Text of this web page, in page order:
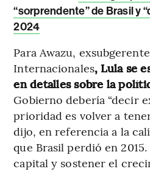
“sorprendente” de Brasil y
2024
Para Awazu,
Internacionales, Lula se
en detalles sobre la
Gobierno debería “decir
prioridad es volver a
dijo, en referencia a la
que Brasil perdió en
capital y sostener el